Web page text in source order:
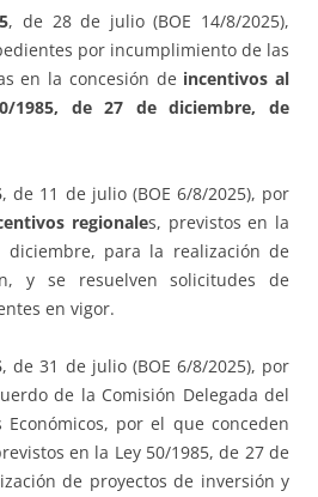
, de 28 de julio (BOE 14/8/2025),
por incumplimiento de las
en la concesión de incentivos al
1985, de 27 de diciembre, de
, de 11 de julio (BOE 6/8/2025), por
regionales, previstos en la
diciembre, para la realización de
y se resuelven solicitudes de
en vigor.
, de 31 de julio (BOE 6/8/2025), por
de la Comisión Delegada del
Económicos, por el que conceden
en la Ley 50/1985, de 27 de
de proyectos de inversión y